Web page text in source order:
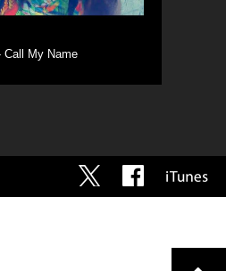
Call My Name